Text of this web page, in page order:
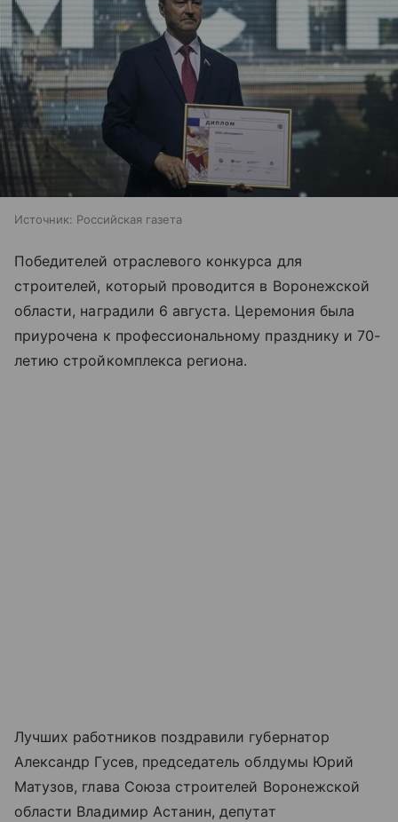
Источник: Российская газета
Победителей отраслевого конкурса для
строителей, который проводится в Воронежской
области, наградили 6 августа. Церемония была
приурочена к профессиональному празднику и 70-
летию стройкомплекса региона.
Лучших работников поздравили губернатор
Александр Гусев, председатель облдумы Юрий
Матузов, глава Союза строителей Воронежской
области Владимир Астанин, депутат